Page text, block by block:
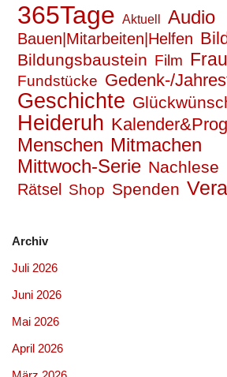
365Tage Aktuell Audio
Bauen|Mitarbeiten|Helfen
Bildungsbaustein Film
Fundstücke Gedenk-/
Geschichte
Heideruh
Menschen Mitmachen
Mittwoch-Serie Nachlese
Rätsel Shop Spenden
Archiv
Juli 2026
Juni 2026
Mai 2026
April 2026